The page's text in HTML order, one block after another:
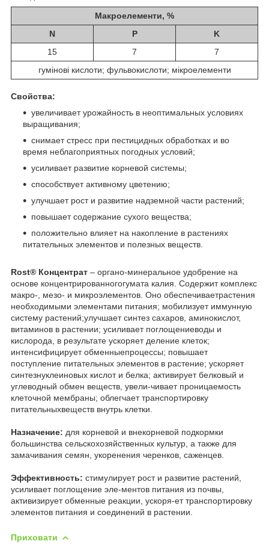
Макроелементи, %
N
P
K
15
7
7
гумінові кислоти; фульвокислоти; мікроелементи
Свойства:
увеличивает урожайность в неоптимальных условиях
выращивания;
снимает стресс при пестицидных обработках и во
время неблагоприятных погодных условий;
усиливает развитие корневой системы;
способствует активному цветению;
улучшает рост и развитие надземной части растений;
повышает содержание сухого вещества;
положительно влияет на накопление в растениях
питательных элементов и полезных веществ.
Rost® Концентрат – органо-минеральное удобрение на
основе концентрированногогумата калия. Содержит комплекс
макро-, мезо- и микроэлементов. Оно обеспечиваетрастения
необходимыми элементами питания; мобилизует иммунную
систему растений;улучшает синтез сахаров, аминокислот,
витаминов в растении; усиливает поглощениеводы и
кислорода, в результате ускоряет деление клеток;
интенсифицирует обменныепроцессы; повышает
поступление питательных элементов в растение; ускоряет
синтезнуклеиновых кислот и белка; активирует белковый и
углеводный обмен веществ, увели-чивает проницаемость
клеточной мембраны; облегчает транспортировку
питательныхвеществ внутрь клетки.
Назначение: для корневой и внекорневой подкормки
большинства сельскохозяйственных культур, а также для
замачивания семян, укоренения черенков, саженцев.
Эффективность: стимулирует рост и развитие растений,
усиливает поглощение эле-ментов питания из почвы,
активизирует обменные реакции, ускоря-ет транспортировку
элементов питания и соединений в растении.
Приховати